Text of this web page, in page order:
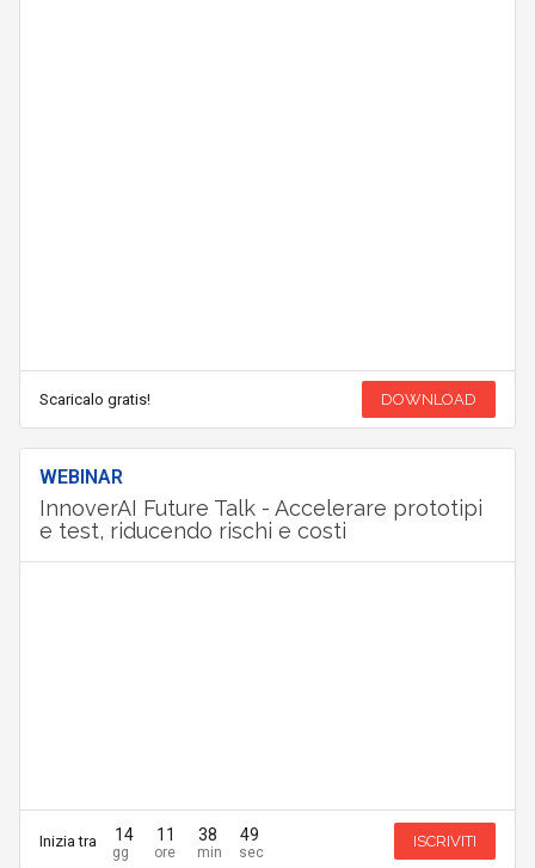
Scaricalo gratis! DOWNLOAD
WEBINAR
InnoverAI Future Talk - Accelerare prototipi
e test, riducendo rischi e costi
Inizia tra 14 11 38 49 ISCRIVITI